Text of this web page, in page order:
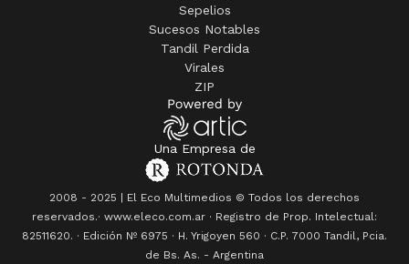
Sepelios
Sucesos Notables
Tandil Perdida
Virales
ZIP
Una Empresa de
2008 - 2025 | El Eco Multimedios © Todos los derechos
reservados.· www.eleco.com.ar · Registro de Prop. Intelectual:
82511620. · Edición Nº 6975 · H. Yrigoyen 560 · C.P. 7000 Tandil, Pcia.
de Bs. As. - Argentina